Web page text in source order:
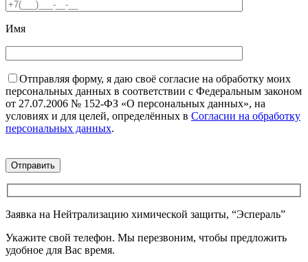
Имя
Отправляя форму, я даю своё согласие на обработку моих
персональных данных в соответствии с Федеральным законом
от 27.07.2006 № 152-ФЗ «О персональных данных», на
условиях и для целей, определённых в Согласии на обработку
персональных данных.
Заявка на Нейтрализацию химической защиты, “Эспераль”
Укажите свой телефон. Мы перезвоним, чтобы предложить
удобное для Вас время.